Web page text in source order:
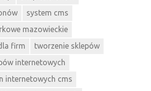
system cms
mazowieckie
firm
tworzenie sklepów
internetowych
internetowych cms